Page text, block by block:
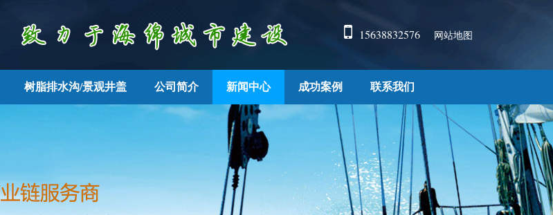
15638832576 网站地图
树脂排水沟/景观井盖 公司简介 新闻中心 成功案例 联系我们